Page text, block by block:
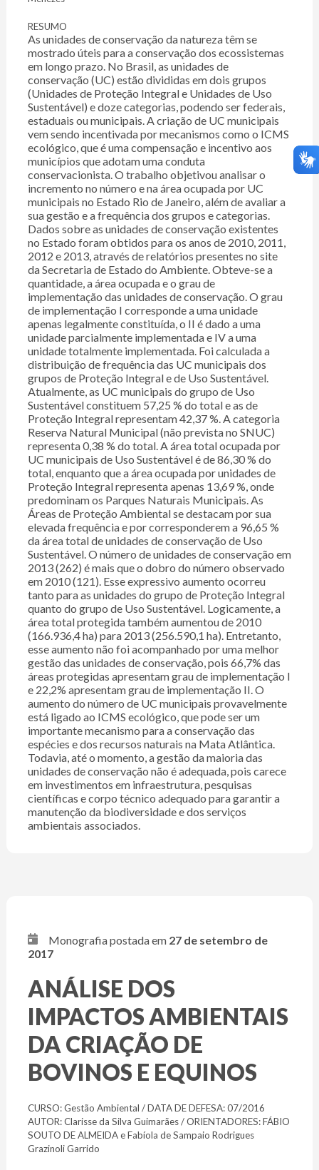
RESUMO
As unidades de conservação da natureza têm se
mostrado úteis para a conservação dos ecossistemas
em longo prazo. No Brasil, as unidades de
conservação (UC) estão divididas em dois grupos
(Unidades de Proteção Integral e Unidades de Uso
Sustentável) e doze categorias, podendo ser federais,
estaduais ou municipais. A criação de UC municipais
vem sendo incentivada por mecanismos como o ICMS
ecológico, que é uma compensação e incentivo aos
municípios que adotam uma conduta
conservacionista. O trabalho objetivou analisar o
incremento no número e na área ocupada por UC
municipais no Estado Rio de Janeiro, além de avaliar a
sua gestão e a frequência dos grupos e categorias.
Dados sobre as unidades de conservação existentes
no Estado foram obtidos para os anos de 2010, 2011,
2012 e 2013, através de relatórios presentes no site
da Secretaria de Estado do Ambiente. Obteve-se a
quantidade, a área ocupada e o grau de
implementação das unidades de conservação. O grau
de implementação I corresponde a uma unidade
apenas legalmente constituída, o II é dado a uma
unidade parcialmente implementada e IV a uma
unidade totalmente implementada. Foi calculada a
distribuição de frequência das UC municipais dos
grupos de Proteção Integral e de Uso Sustentável.
Atualmente, as UC municipais do grupo de Uso
Sustentável constituem 57,25 % do total e as de
Proteção Integral representam 42,37 %. A categoria
Reserva Natural Municipal (não prevista no SNUC)
representa 0,38 % do total. A área total ocupada por
UC municipais de Uso Sustentável é de 86,30 % do
total, enquanto que a área ocupada por unidades de
Proteção Integral representa apenas 13,69 %, onde
predominam os Parques Naturais Municipais. As
Áreas de Proteção Ambiental se destacam por sua
elevada frequência e por corresponderem a 96,65 %
da área total de unidades de conservação de Uso
Sustentável. O número de unidades de conservação em
2013 (262) é mais que o dobro do número observado
em 2010 (121). Esse expressivo aumento ocorreu
tanto para as unidades do grupo de Proteção Integral
quanto do grupo de Uso Sustentável. Logicamente, a
área total protegida também aumentou de 2010
(166.936,4 ha) para 2013 (256.590,1 ha). Entretanto,
esse aumento não foi acompanhado por uma melhor
gestão das unidades de conservação, pois 66,7% das
áreas protegidas apresentam grau de implementação I
e 22,2% apresentam grau de implementação II. O
aumento do número de UC municipais provavelmente
está ligado ao ICMS ecológico, que pode ser um
importante mecanismo para a conservação das
espécies e dos recursos naturais na Mata Atlântica.
Todavia, até o momento, a gestão da maioria das
unidades de conservação não é adequada, pois carece
em investimentos em infraestrutura, pesquisas
científicas e corpo técnico adequado para garantir a
manutenção da biodiversidade e dos serviços
ambientais associados.
Monografia postada em 27 de setembro de
2017
ANÁLISE DOS
IMPACTOS AMBIENTAIS
DA CRIAÇÃO DE
BOVINOS E EQUINOS
CURSO: Gestão Ambiental / DATA DE DEFESA: 07/2016
AUTOR: Clarisse da Silva Guimarães / ORIENTADORES: FÁBIO
SOUTO DE ALMEIDA e Fabíola de Sampaio Rodrigues
Grazinoli Garrido